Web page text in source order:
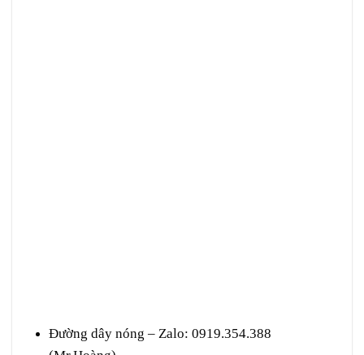
Đường dây nóng – Zalo: 0919.354.388